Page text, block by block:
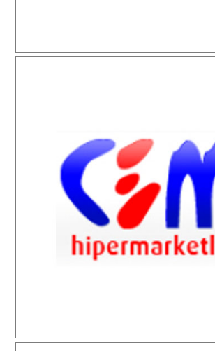
Cem Hipermarketleri